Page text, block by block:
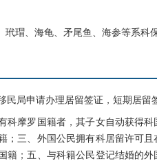
、海龟、矛尾鱼、海参等系科
申请办理居留签证，短期居留
摩罗国籍者，其子女自动获得科
；三、外国公民拥有科居留许可
籍；五、与科籍公民登记结婚的